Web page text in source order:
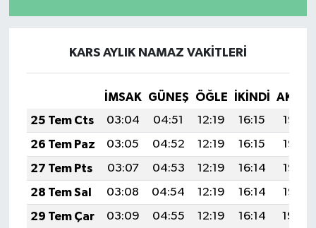
KARS AYLIK NAMAZ VAKITLERI
İMSAK GÜNEŞ ÖĞLE İKINDI
25 Tem Cts
03:04 04:51 12:19 16:15
19:38
26 Tem Paz
03:05 04:52 12:19 16:15
19:37
27 Tem Pts
03:07 04:53 12:19 16:14
19:36
28 Tem Sal
03:08 04:54 12:19 16:14
19:35
29 Tem Çar
03:09 04:55 12:19 16:14
19:34